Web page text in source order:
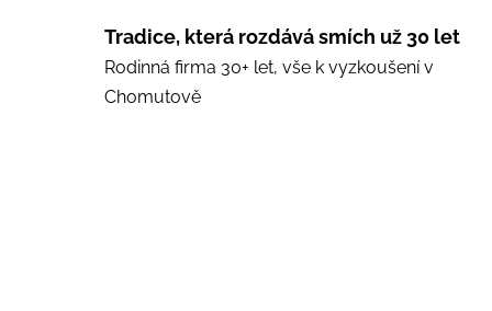
Tradice, která rozdává smích už 30 let
Rodinná firma 30+ let, vše k vyzkoušení v
Chomutově